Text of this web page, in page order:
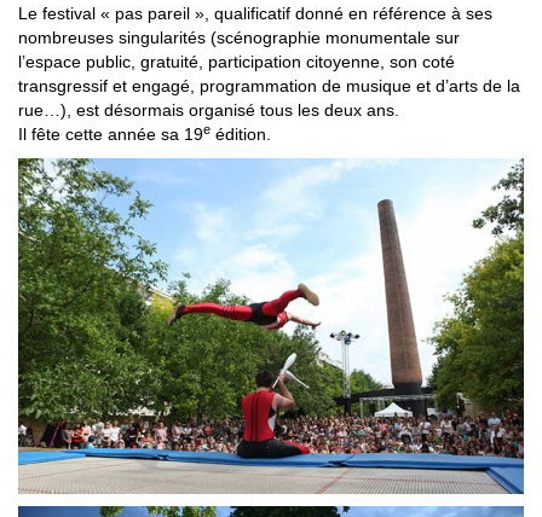
Le festival « pas pareil », qualificatif donné en référence à ses
nombreuses singularités (scénographie monumentale sur
l’espace public, gratuité, participation citoyenne, son coté
transgressif et engagé, programmation de musique et d’arts de la
rue…), est désormais organisé tous les deux ans.
Il fête cette année sa 19e édition.